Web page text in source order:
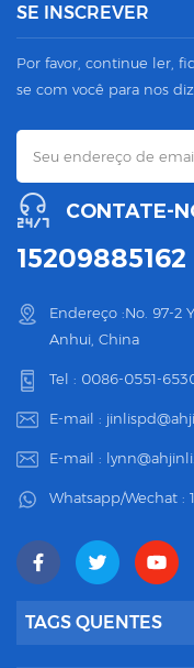
SE INSCREVER
Por favor, continue ler,
se com você para nos
CONTATE-
15209885162
Endereço :No. 97-2
Anhui, China
Tel : 0086-0551-
E-mail :
E-mail :
Whatsapp/Wechat :
TAGS QUENTES